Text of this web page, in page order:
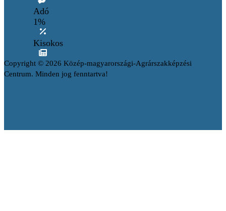
Adó
1%
Kisokos
Copyright © 2026 Közép-magyarországi-Agrárszakképzési
Centrum. Minden jog fenntartva!